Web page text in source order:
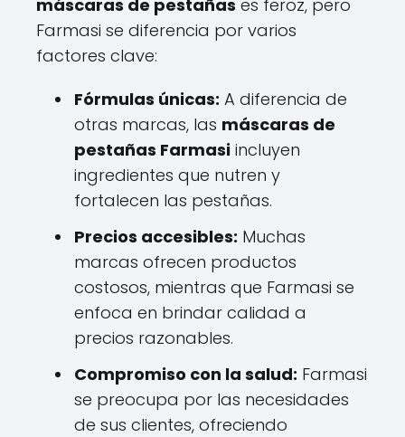
máscaras de pestañas es feroz, pero
Farmasi se diferencia por varios
factores clave:
Fórmulas únicas: A diferencia de
otras marcas, las máscaras de
pestañas Farmasi incluyen
ingredientes que nutren y
fortalecen las pestañas.
Precios accesibles: Muchas
marcas ofrecen productos
costosos, mientras que Farmasi se
enfoca en brindar calidad a
precios razonables.
Compromiso con la salud: Farmasi
se preocupa por las necesidades
de sus clientes, ofreciendo